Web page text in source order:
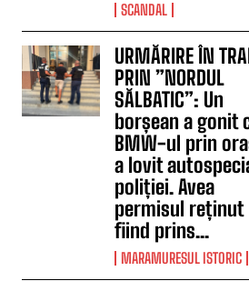
SCANDAL
URMĂRIRE ÎN
PRIN ”NORDUL
SĂLBATIC”: Un
borșean a gonit
BMW-ul prin
a lovit
poliției. Avea
permisul reținut
fiind prins...
MARAMURESUL ISTORIC